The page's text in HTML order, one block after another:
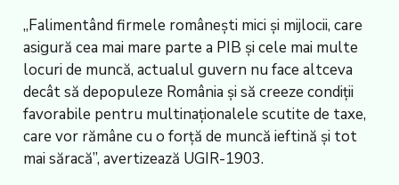
„Falimentând firmele româneşti mici şi mijlocii, care
asigură cea mai mare parte a PIB şi cele mai multe
locuri de muncă, actualul guvern nu face altceva
decât să depopuleze România şi să creeze condiţii
favorabile pentru multinaţionalele scutite de taxe,
care vor rămâne cu o forţă de muncă ieftină şi tot
mai săracă”, avertizează UGIR-1903.